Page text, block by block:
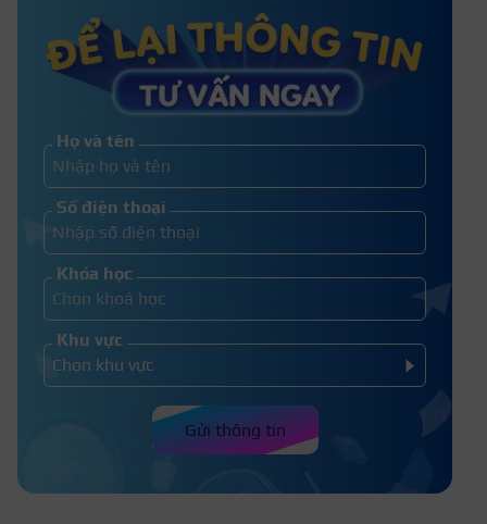
Nên ăn sáng gì trước khi đi thi?
Những món ăn kiêng kỵ mùa thi
Họ và tên
Số điện thoại
Khóa học
Khu vực
Gửi thông tin